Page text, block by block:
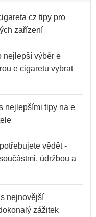
cz tipy pro
zařízení
nejlepší výběr e
e cigaretu vybrat
nejlepšími tipy na e
vědět -
údržbou a
nejnovější
zážitek